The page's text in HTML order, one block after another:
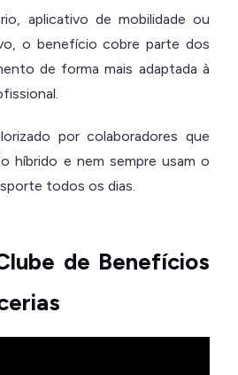
aplicativo de mobilidade ou
o benefício cobre parte dos
de forma mais adaptada à
por colaboradores que
híbrido e nem sempre usam o
todos os dias.
de Benefícios